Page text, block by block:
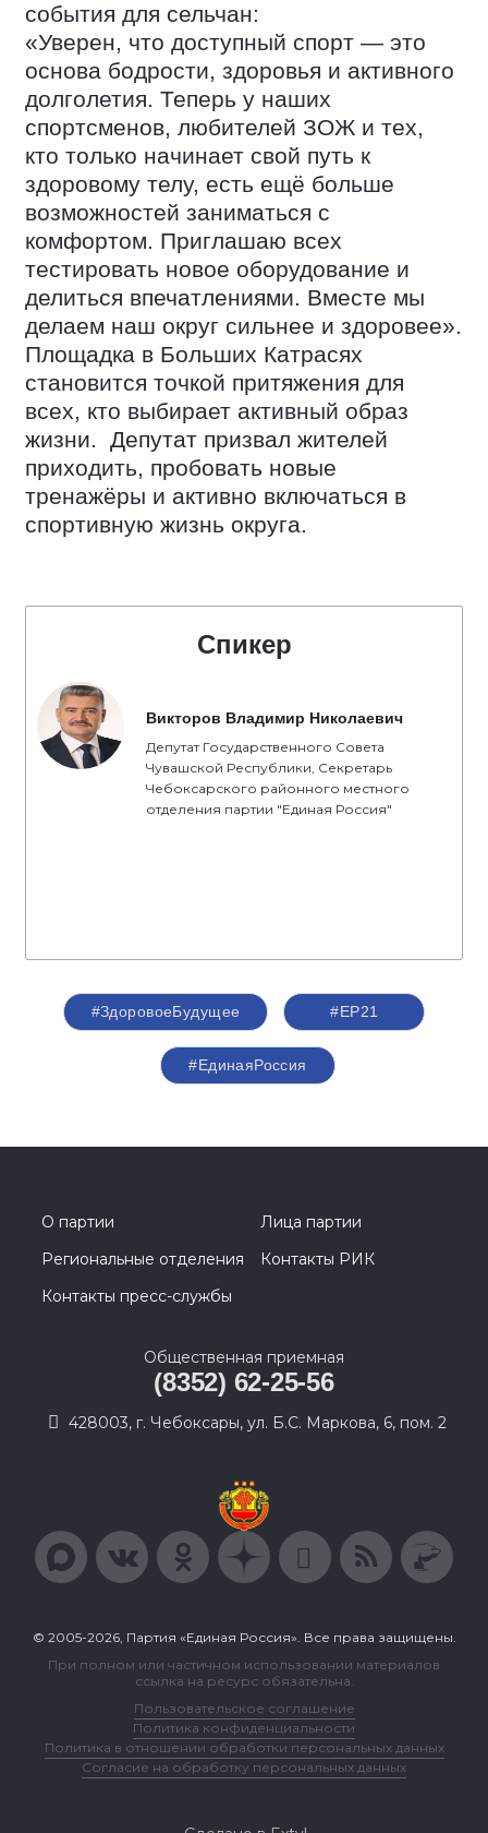
события для сельчан:
«Уверен, что доступный спорт — это
основа бодрости, здоровья и активного
долголетия. Теперь у наших
спортсменов, любителей ЗОЖ и тех,
кто только начинает свой путь к
здоровому телу, есть ещё больше
возможностей заниматься с
комфортом. Приглашаю всех
тестировать новое оборудование и
делиться впечатлениями. Вместе мы
делаем наш округ сильнее и здоровее».
Площадка в Больших Катрасях
становится точкой притяжения для
всех, кто выбирает активный образ
жизни. Депутат призвал жителей
приходить, пробовать новые
тренажёры и активно включаться в
спортивную жизнь округа.
Спикер
Викторов Владимир Николаевич
Депутат Государственного Совета
Чувашской Республики, Секретарь
Чебоксарского районного местного
отделения партии "Единая Россия"
#ЗдоровоеБудущее #ЕР21
#ЕдинаяРоссия
О партии
Лица партии
Региональные отделения
Контакты РИК
Контакты пресс-службы
Общественная приемная
(8352) 62-25-56
428003, г. Чебоксары, ул. Б.С. Маркова, 6, пом. 2
© 2005-2026, Партия «Единая Россия». Все права защищены.
При полном или частичном использовании материалов
ссылка на ресурс обязательна.
Пользовательское соглашение
Политика конфиденциальности
Политика в отношении обработки персональных данных
Согласие на обработку персональных данных